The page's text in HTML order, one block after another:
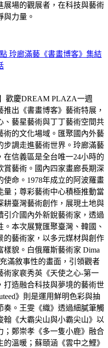
展場的觀展者，在科技與藝術
與力量。
玲廊滿藝《書畫博客》集結
歡慶DREAM PLAZA一週
出《書畫博客》藝術特展，
、藝星藝術與丁丁藝術空間共
術的文化場域。匯聚國內外藝
步調走進藝術世界。玲廊滿藝
信義區是全台唯一24小時的
賞藝術。國內四家畫廊長期深
命。1978年成立的阿波羅畫
量；尊彩藝術中心積極推動當
耕臺灣藝術創作，展現土地與
引介國內外新銳藝術家，透過
本次展覽匯聚臺灣、韓國、
的藝術家，以多元媒材與創作
貌。白俄羅斯藝術家 Dima
滿敘事性的畫面，引領觀者
術家裵秀英《天使之心-第一
打造融合科技與夢境的藝術世
》則是運用鮮明色彩與抽
奏。王雯《織》透過細膩筆觸
《大霸尖山與小霸尖山》以
；鄭崇孝《多一隻小鹿》融合
溫暖；蘇頤涵《雲中之鯉》